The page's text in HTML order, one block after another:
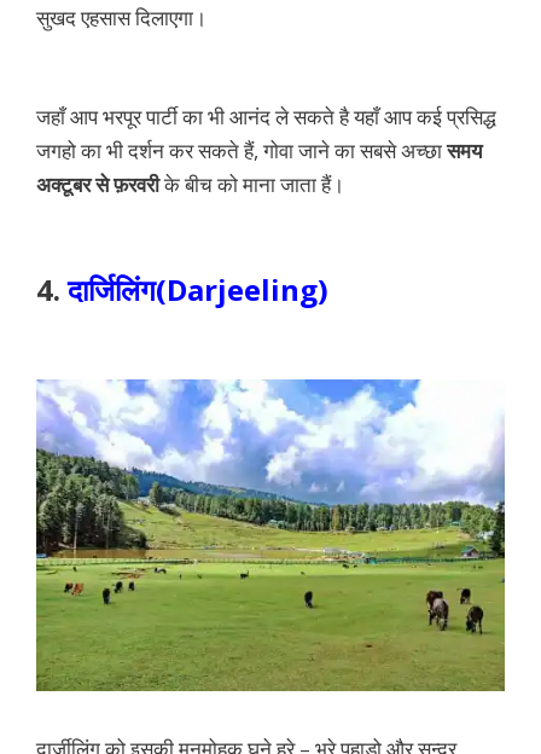
सुखद एहसास दिलाएगा।
जहाँ आप भरपूर पार्टी का भी आनंद ले सकते है यहाँ आप कई प्रसिद्ध
जगहो का भी दर्शन कर सकते हैं, गोवा जाने का सबसे अच्छासमय
अक्टूबर से फ़रवरीके बीच को माना जाता हैं।
4.दार्जिलिंग(Darjeeling)
दार्जीलिंग को इसकी मनमोहक घने हरे – भरे पहाड़ो और सुन्दर